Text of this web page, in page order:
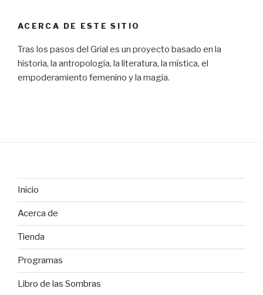
ACERCA DE ESTE SITIO
Tras los pasos del Grial es un proyecto basado en la
historia, la antropología, la literatura, la mística, el
empoderamiento femenino y la magia.
Inicio
Acerca de
Tienda
Programas
Libro de las Sombras